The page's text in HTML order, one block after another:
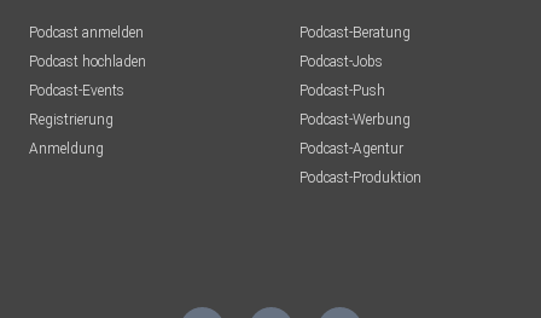
Podcast anmelden
Podcast hochladen
Podcast-Events
Registrierung
Anmeldung
Podcast-Beratung
Podcast-Jobs
Podcast-Push
Podcast-Werbung
Podcast-Agentur
Podcast-Produktion